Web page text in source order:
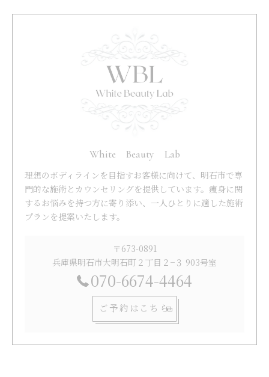
White Beauty Lab
理想のボディラインを目指すお客様に向けて、明石市で専
門的な施術とカウンセリングを提供しています。痩身に関
するお悩みを持つ方に寄り添い、一人ひとりに適した施術
プランを提案いたします。
〒673-0891
兵庫県明石市大明石町２丁目２−３ 903号室
070-6674-4464
ご予約はこちら